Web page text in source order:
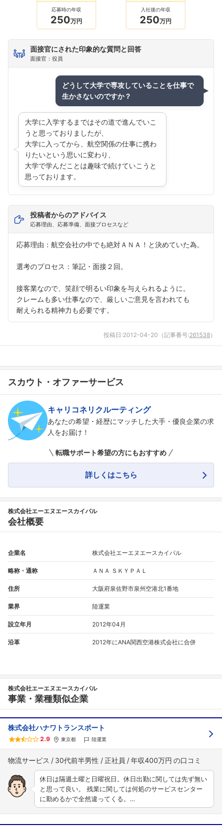
こちらの企業もフォローしませんか？
応募時の年収
250万円
入社後の年収
250万円
面接官にされた印象的な質問と回答
面接官：役員
どうして大学で専攻していることを仕事で
生かさないのですか？
大学に入学するまではその道で進んでいこ
うと思っておりましたが、
大学に入ってから、航空関係の仕事に携わ
りたいという思いに変わり、
大学で学んだことは趣味で続けていこうと
思っております。
投稿者からのアドバイス
応募理由、応募準備、面接プロセスなど
応募理由：航空会社の中でも絶対ＡＮＡ！と決めていた為。
選考のプロセス：筆記・面接２回。
接客業なので、笑顔で明るい印象を与えられるように。
クレームも多い仕事なので、厳しいご意見を言われても
耐えられる精神力も必要です。
投稿日:2012-04-20 （記事番号:261538）
スカウト・オファーサービス
キャリコネリクルーティング
あなたの希望・経歴にマッチした大手・優良企業の求
人をお届け！
転職サポート希望の方にもおすすめ
詳しくはこちら
株式会社エーエヌエースカイパル
会社概要
企業名 株式会社エーエヌエースカイパル
略称・通称 ＡＮＡ ＳＫＹＰＡＬ
住所 大阪府泉佐野市泉州空港北1番地
業界 陸運業
設立年月 2012年04月
沿革 2012年にANA関西空港株式会社に合併
株式会社エーエヌエースカイパル
事業・業種類似企業
株式会社ハナワトランスポート
2.9 東京都 陸運業
物流サービス 30代前半男性 正社員 年収400万円
休日は隔週土曜と日曜祝日。休日出勤に関しては先ず無い
と思って良い。 残業に関しては何処のサービスセンター
に勤めるかで全然違ってくる。…